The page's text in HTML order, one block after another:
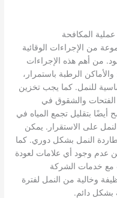
المكافحة
من الإجراءات الوقائية
من أهم هذه الإجراءات
الرطبة باستمرار،
للنمل. كما يجب تخزين
الفتحات والشقوق في
أيضًا بتقليل تجمع المياه في
على الاستقرار. يمكن
النمل بشكل دوري. كما
عدم وجود أي علامات لعودة
مع خدمات الشركة
وخالية من النمل لفترة
بشكل دائم.